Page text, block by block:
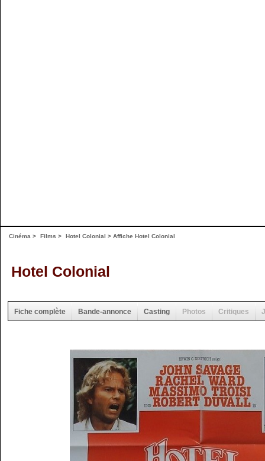
Cinéma > Films > Hotel Colonial > Affiche Hotel Colonial
Hotel Colonial
Fiche complète Bande-annonce Casting Photos Critiques